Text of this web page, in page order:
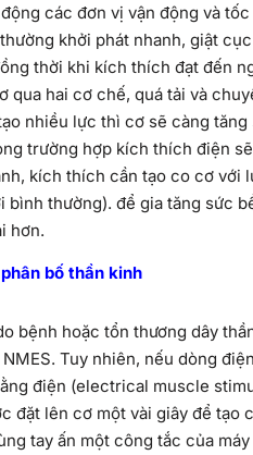
các đơn vị vận động và
khởi phát nhanh, giật
thời khi kích thích đạt đến
qua hai cơ chế, quá tải và
nhiều lực thì cơ sẽ càng
trường hợp kích thích điện
kích thích cần tạo co cơ
bình thường). để gia tăng sức
hơn.
bố thần kinh
bệnh hoặc tổn thương dây
Tuy nhiên, nếu dòng
điện (electrical muscle
đặt lên cơ một vài giây để tạo
tay ấn một công tắc của